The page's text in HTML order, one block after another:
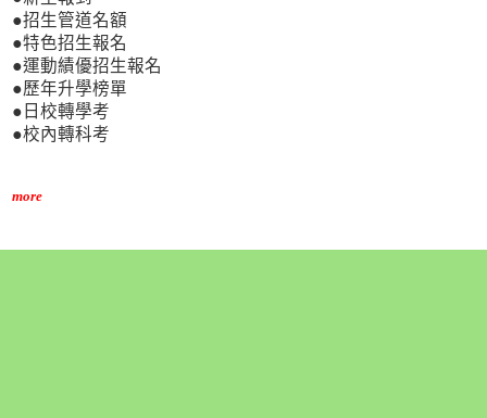
●招生管道名額
●特色招生報名
●運動績優招生報名
●歷年升學榜單
●日校轉學考
●校內轉科考
more